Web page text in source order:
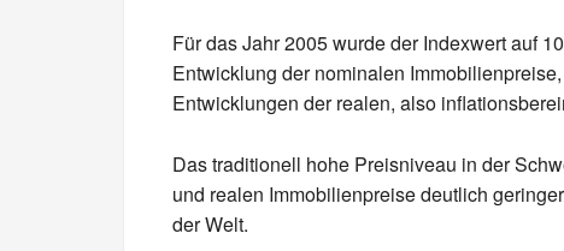
Für das Jahr 2005 wurde der Indexwert auf
Entwicklung der nominalen
Entwicklungen der realen, also
Das traditionell hohe Preisniveau in der
und realen Immobilienpreise deutlich
der Welt.